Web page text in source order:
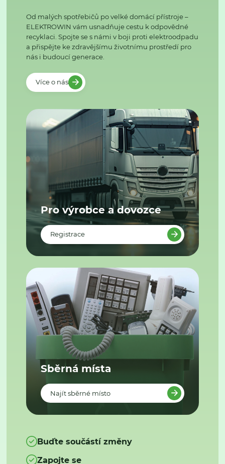
Od malých spotřebičů po velké domácí přístroje –
ELEKTROWIN vám usnadňuje cestu k odpovědné
recyklaci. Spojte se s námi v boji proti elektroodpadu
a přispějte ke zdravějšímu životnímu prostředí pro
nás i budoucí generace.
Více o nás
Pro výrobce a dovozce
Registrace
Sběrná místa
Najít sběrné místo
Buďte součástí změny
Zapojte se